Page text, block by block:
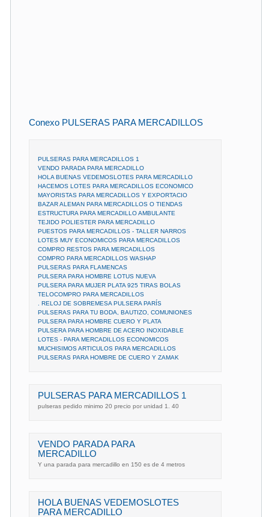
Conexo PULSERAS PARA MERCADILLOS
PULSERAS PARA MERCADILLOS 1
VENDO PARADA PARA MERCADILLO
HOLA BUENAS VEDEMOSLOTES PARA MERCADILLO
HACEMOS LOTES PARA MERCADILLOS ECONOMICO
MAYORISTAS PARA MERCADILLOS Y EXPORTACIO
BAZAR ALEMAN PARA MERCADILLOS O TIENDAS
ESTRUCTURA PARA MERCADILLO AMBULANTE
TEJIDO POLIESTER PARA MERCADILLO
PUESTOS PARA MERCADILLOS - TALLER NARROS
LOTES MUY ECONOMICOS PARA MERCADILLOS
COMPRO RESTOS PARA MERCADILLOS
COMPRO PARA MERCADILLOS WASHAP
PULSERAS PARA FLAMENCAS
PULSERA PARA HOMBRE LOTUS NUEVA
PULSERA PARA MUJER PLATA 925 TIRAS BOLAS
TELOCOMPRO PARA MERCADILLOS
. RELOJ DE SOBREMESA PULSERA PARÍS
PULSERAS PARA TU BODA, BAUTIZO, COMUNIONES
PULSERA PARA HOMBRE CUERO Y PLATA
PULSERA PARA HOMBRE DE ACERO INOXIDABLE
LOTES - PARA MERCADILLOS ECONOMICOS
MUCHISIMOS ARTICULOS PARA MERCADILLOS
PULSERAS PARA HOMBRE DE CUERO Y ZAMAK
PULSERAS PARA MERCADILLOS 1
pulseras pedido minimo 20 precio por unidad 1. 40
VENDO PARADA PARA
MERCADILLO
Y una parada para mercadillo en 150 es de 4 metros
HOLA BUENAS VEDEMOSLOTES
PARA MERCADILLO